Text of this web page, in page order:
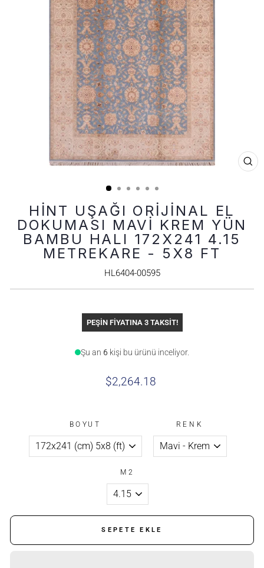
HINT UŞAĞI ORIJINAL EL
DOKUMASI MAVI KREM YÜN
BAMBU HALI 172X241 4.15
METREKARE - 5X8 FT
HL6404-00595
PEŞİN FİYATINA 3 TAKSİT!
Şu an 6 kişi bu ürünü inceliyor.
$2,264.18
BOYUT RENK
M2
SEPETE EKLE